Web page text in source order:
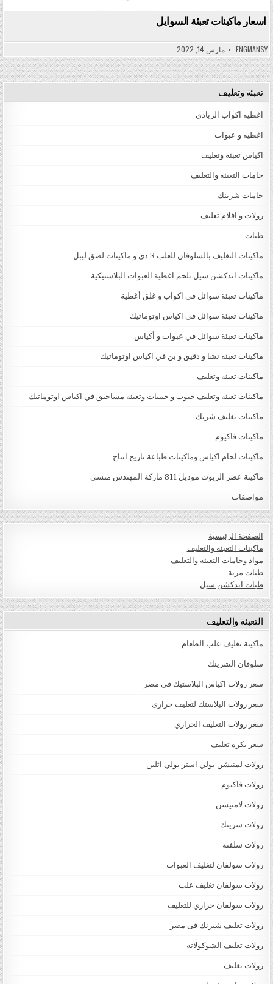
اسعار ماكينات تعبئة السوايل
ENGMANSY مارس 14, 2022
تعبئة وتغليف
اغطيه اكواب الزبادى
اغطيه و عبوات
اكياس تعبئة وتغليف
خامات التعبئة والتغليف
خامات شرينك
رولات و افلام تغليف
طبات
ماكينات التغليف بالسلوفان للعلب 3 دي و ماكينات لصق ليبل
ماكينات اندكشن سيل تلحم اغطية العبوات البلاستيكية
ماكينات تعبئة سوائل فى اكواب و غلق أغطية
ماكينات تعبئة سوائل في اكياس اوتوماتيك
ماكينات تعبئة سوائل في عبوات و أكياس
ماكينات تعبئة نشا و دقيق و بن في اكياس اوتوماتيك
ماكينات تعبئة وتغليف
ماكينات تعبئة وتغليف حبوب و حبيبات وتعبئة مساحيق في اكياس اوتوماتيك
ماكينات تغليف شرنك
ماكينات فاكيوم
ماكينات لحام اكياس وماكينات طباعة تاريخ انتاج
ماكينة عصر الزيوت موديل 811 ماركة المهندس منسي
مواصفات
الصفحة الرئيسية
ماكينات التعبئة والتغليف
مواد وخامات التعبئة والتغليف
طبات مرنة
طبات اندكشن سيل
التعبئة والتغليف
ماكينة تغليف علب الطعام
سلوفان الشرينك
سعر رولات اكياس البلاستيك فى مصر
سعر رولات البلاستك لتغليف حرارى
سعر رولات التغليف الحراري
سعر بكرة تغليف
رولات لمنيشن بولي استر بولي اثلين
رولات فاكيوم
رولات لامنيشن
رولات شرينك
رولات سلفنه
رولات سولفان لتغليف العبوات
رولات سولفان تغليف علب
رولات سولفان حراري للتغليف
رولات تغليف شيرنك فى مصر
رولات تغليف الشوكولاته
رولات تغليف